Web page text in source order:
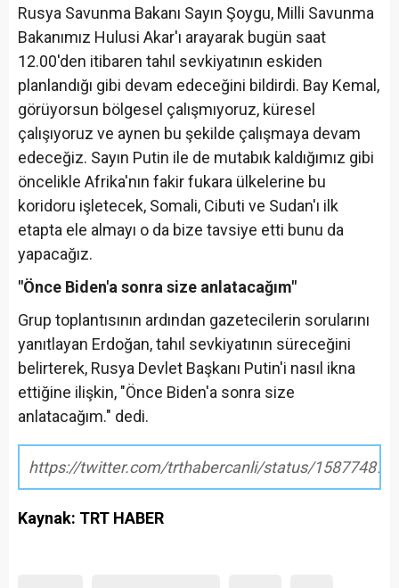
Rusya Savunma Bakanı Sayın Şoygu, Milli Savunma
Bakanımız Hulusi Akar'ı arayarak bugün saat
12.00'den itibaren tahıl sevkiyatının eskiden
planlandığı gibi devam edeceğini bildirdi. Bay Kemal,
görüyorsun bölgesel çalışmıyoruz, küresel
çalışıyoruz ve aynen bu şekilde çalışmaya devam
edeceğiz. Sayın Putin ile de mutabık kaldığımız gibi
öncelikle Afrika'nın fakir fukara ülkelerine bu
koridoru işletecek, Somali, Cibuti ve Sudan'ı ilk
etapta ele almayı o da bize tavsiye etti bunu da
yapacağız.
"Önce Biden'a sonra size anlatacağım"
Grup toplantısının ardından gazetecilerin sorularını
yanıtlayan Erdoğan, tahıl sevkiyatının süreceğini
belirterek, Rusya Devlet Başkanı Putin'i nasıl ikna
ettiğine ilişkin, "Önce Biden'a sonra size
anlatacağım." dedi.
https://twitter.com/trthabercanli/status/
Kaynak: TRT HABER